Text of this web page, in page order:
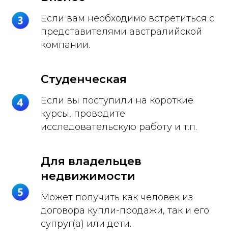
Если вам необходимо встретиться с
представителями австралийской
компании.
Студенческая
Если вы поступили на короткие
курсы, проводите
исследовательскую работу и т.п.
Для владельцев
недвижимости
Может получить как человек из
договора купли-продажи, так и его
супруг(а) или дети.